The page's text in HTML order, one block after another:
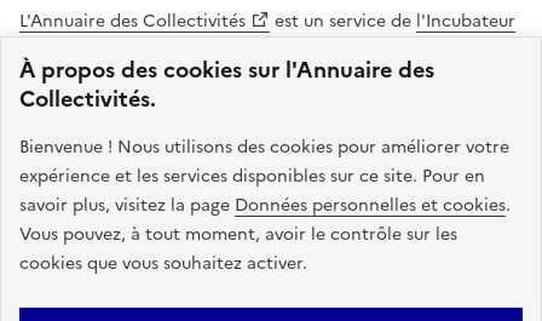
À propos des cookies sur l'Annuaire des
Collectivités.
Bienvenue ! Nous utilisons des cookies pour améliorer votre
expérience et les services disponibles sur ce site. Pour en
savoir plus, visitez la page Données personnelles et cookies.
Vous pouvez, à tout moment, avoir le contrôle sur les
cookies que vous souhaitez activer.
L'Annuaire des Collectivités est un service de l'Incubateur
Cohésion des Territoires
. Le code source de ce site web
est disponible en licence libre. Le design de ce site est conçu
avec le système de design de l’État.
legifrance.gouv.fr
info.gouv.fr
service-public.gouv.fr
data.gouv.fr
Plan du site Accessibilite : non conforme Mentions légales